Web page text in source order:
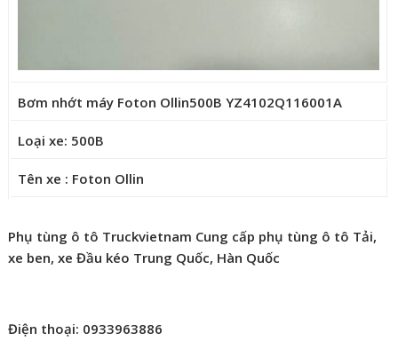
Bơm nhớt máy Foton Ollin500B YZ4102Q116001A
Loại xe: 500B
Tên xe : Foton Ollin
Phụ tùng ô tô Truckvietnam Cung cấp phụ tùng ô tô Tải,
xe ben, xe Đầu kéo Trung Quốc, Hàn Quốc
Điện thoại: 0933963886